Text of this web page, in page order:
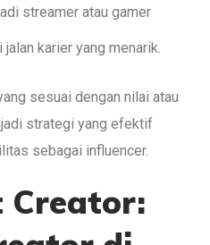
streamer atau gamer
karier yang menarik.
sesuai dengan nilai atau
strategi yang efektif
sebagai influencer.
Creator: